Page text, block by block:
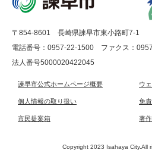
〒854-8601 長崎県諫早市東小路町7-1
電話番号：0957-22-1500
ファクス：
法人番号5000020422045
諫早市公式ホームページ概要 ウ
個人情報の取り扱い 免
市民提案箱 著
Copyright 2023 Isahaya City.All